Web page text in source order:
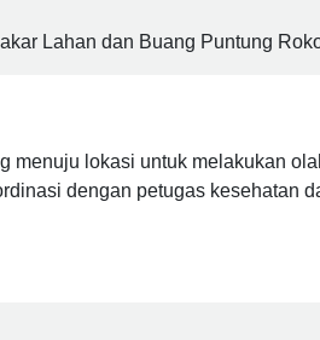
sungai tidak jauh dari rumahnya.
menuju lokasi untuk melakukan olah